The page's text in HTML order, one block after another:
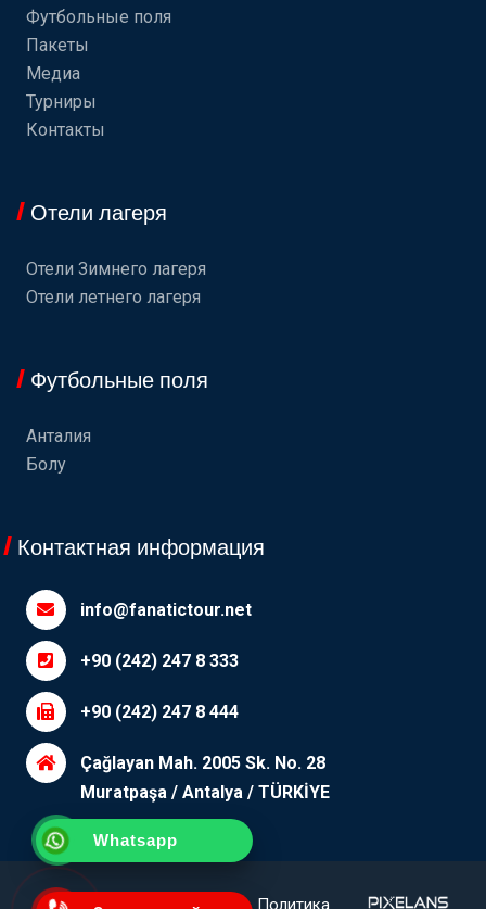
Whatsapp
Футбольные поля
Пакеты
Медиа
Турниры
Контакты
Отели лагеря
Отели Зимнего лагеря
Отели летнего лагеря
Футбольные поля
Анталия
Болу
Контактная информация
info@fanatictour.net
+90 (242) 247 8 333
+90 (242) 247 8 444
Çağlayan Mah. 2005 Sk. No. 28
Muratpaşa / Antalya / TÜRKİYE
Уточняющий П.И.Ф. Политика